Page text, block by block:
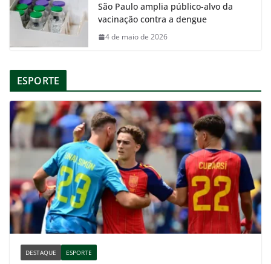
São Paulo amplia público-alvo da
vacinação contra a dengue
4 de maio de 2026
ESPORTE
DESTAQUE ESPORTE